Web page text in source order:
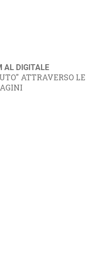
AL DIGITALE
ATTRAVERSO LE